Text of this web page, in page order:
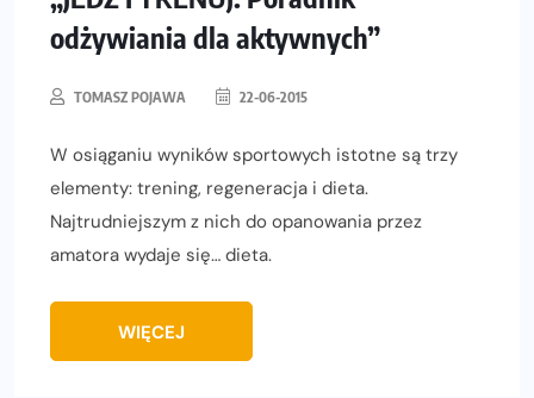
odżywiania dla aktywnych”
TOMASZ POJAWA 22-06-2015
W osiąganiu wyników sportowych istotne są trzy
elementy: trening, regeneracja i dieta.
Najtrudniejszym z nich do opanowania przez
amatora wydaje się… dieta.
WIĘCEJ